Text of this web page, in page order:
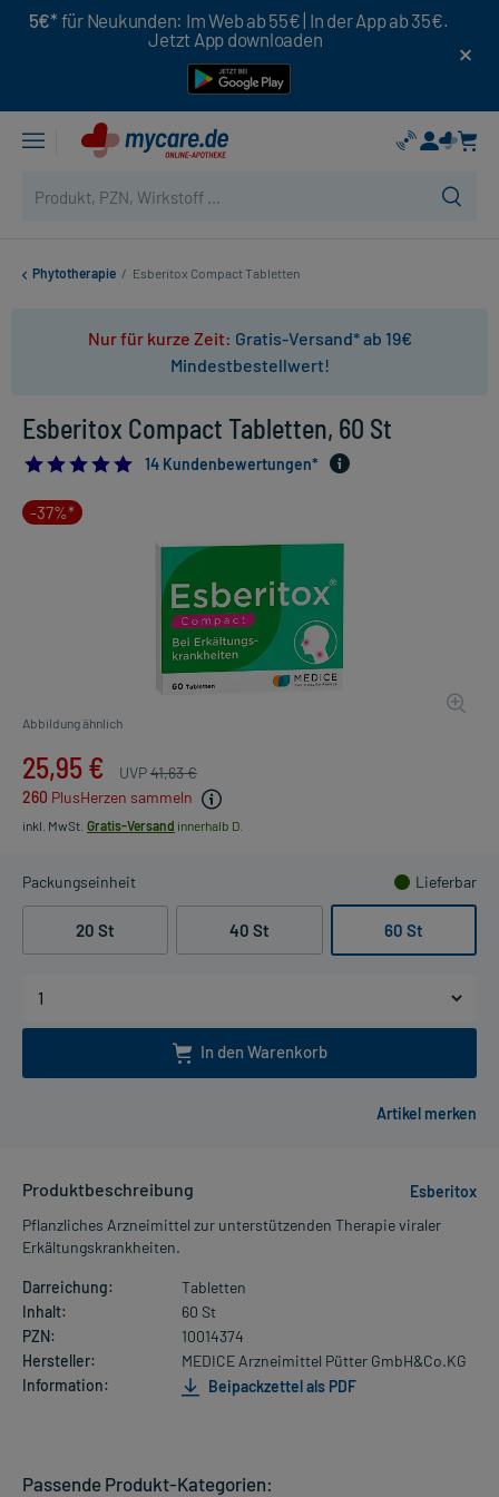
5€* für Neukunden: Im Web ab 55€ | In der App ab 35€.
Jetzt App downloaden
Phytotherapie / Esberitox Compact Tabletten
Nur für kurze Zeit: Gratis-Versand* ab 19€
Mindestbestellwert!
Esberitox Compact Tabletten, 60 St
5.0
14 Kundenbewertungen*
-37%*
Abbildung ähnlich
25,95 € UVP41,63 €
260 PlusHerzen sammeln
inkl. MwSt. Gratis-Versand innerhalb D.
Packungseinheit Lieferbar
20 St 40 St 60 St
In den Warenkorb
Produktbeschreibung
Esberitox
Pflanzliches Arzneimittel zur unterstützenden Therapie viraler
Erkältungskrankheiten.
Darreichung:
Tabletten
Inhalt:
60 St
PZN:
10014374
Hersteller:
MEDICE Arzneimittel Pütter GmbH&Co.KG
Information:
Beipackzettel als PDF
Passende Produkt-Kategorien: